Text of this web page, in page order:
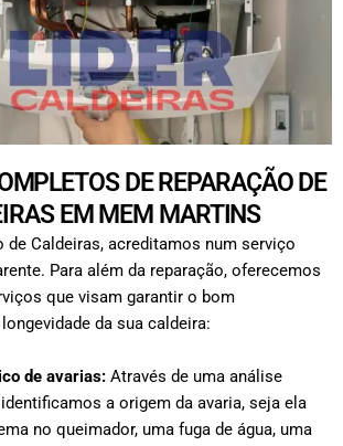
DE REPARAÇÃO DE
EM MEM MARTINS
de Caldeiras, acreditamos num serviço
Para além da reparação, oferecemos
que visam garantir o bom
da sua caldeira:
de avarias: Através de uma análise
a origem da avaria, seja ela
no queimador, uma fuga de água, uma